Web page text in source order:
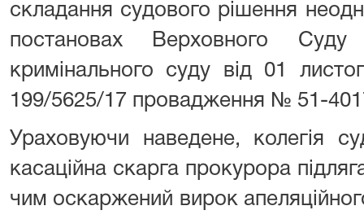
складання судового рішення
постановах Верховного Суду
кримінального суду від 01
199/5625/17 провадження № 51-
Ураховуючи наведене, колегія
касаційна скарга прокурора
чим оскаржений вирок